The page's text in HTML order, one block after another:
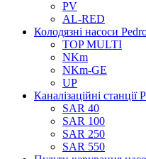
PV
AL-RED
Колодязні насоси
TOP MULTI
NKm
NKm-GE
UP
Каналізаційні станції
SAR 40
SAR 100
SAR 250
SAR 550